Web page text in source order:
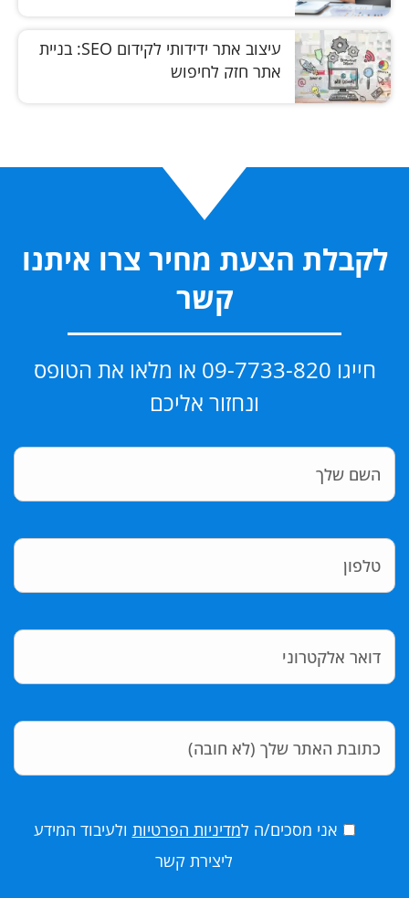
עיצוב אתר ידידותי לקידום SEO: בניית
אתר חזק לחיפוש
לקבלת הצעת מחיר צרו איתנו
קשר
חייגו 09-7733-820 או מלאו את הטופס
ונחזור אליכם
אני מסכים/ה למדיניות הפרטיות ולעיבוד המידע
ליצירת קשר